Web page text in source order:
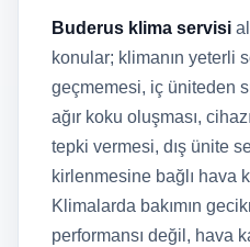
Buderus klima servisi
konular; klimanın yeterli
geçmemesi, iç üniteden
ağır koku oluşması,
tepki vermesi, dış ünite
kirlenmesine bağlı hava
Klimalarda bakımın
performansı değil, hava